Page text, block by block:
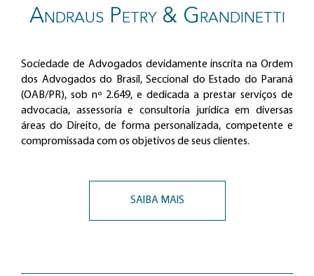
Andraus Petry & Grandinetti
Sociedade de Advogados devidamente inscrita na Ordem
dos Advogados do Brasil, Seccional do Estado do Paraná
(OAB/PR), sob nº 2.649, e dedicada a prestar serviços de
advocacia, assessoria e consultoria jurídica em diversas
áreas do Direito, de forma personalizada, competente e
compromissada com os objetivos de seus clientes.
SAIBA MAIS